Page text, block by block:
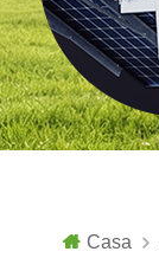
Casa